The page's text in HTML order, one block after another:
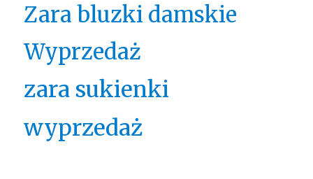
Zara bluzki damskie
Wyprzedaż
zara sukienki
wyprzedaż